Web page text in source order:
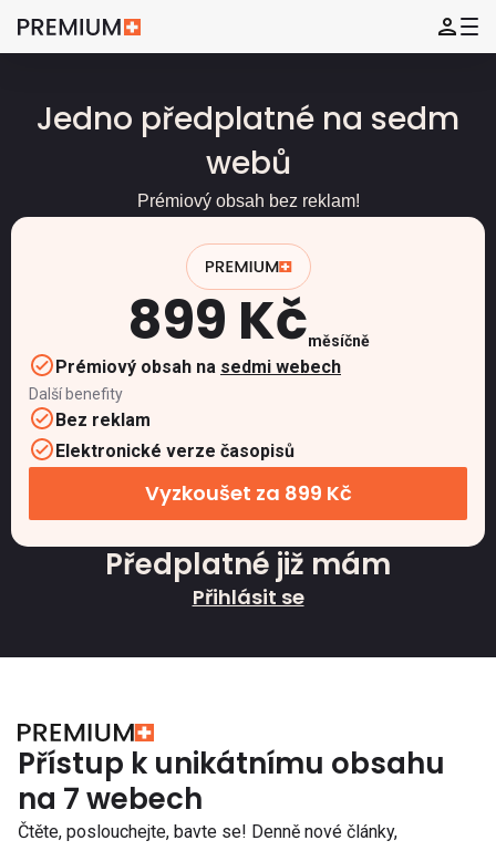
Jedno předplatné na sedm
webů
Prémiový obsah bez reklam!
899 Kčměsíčně
Prémiový obsah na sedmi webech
Další benefity
Bez reklam
Elektronické verze časopisů
Vyzkoušet za 899 Kč
Předplatné již mám
Přihlásit se
Přístup k unikátnímu obsahu
na 7 webech
Čtěte, poslouchejte, bavte se! Denně nové články,